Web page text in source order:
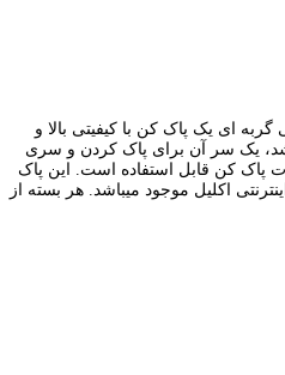
ای یک پاک کن با کیفیتی بالا و
دارای 2 سر میباشد، یک سر آن برای پاک کردن و سری
پاک کن قابل استفاده است. این پاک
اکلیل موجود میباشد. هر بسته از